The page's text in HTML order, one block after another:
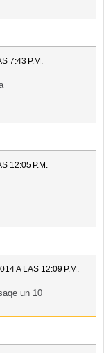
7:43 P.M.
12:05 P.M.
A LAS 12:09 P.M.
un 10